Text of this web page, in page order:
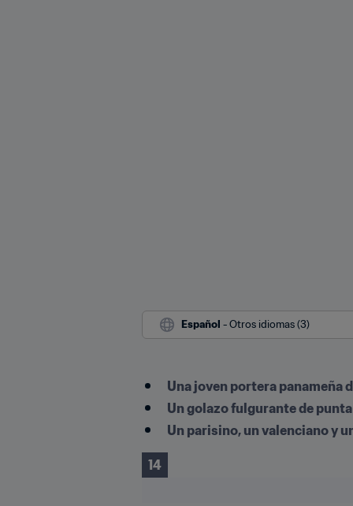
Español - Otros idiomas (3)
Una joven portera panameña
Un golazo fulgurante de
Un parisino, un valenciano y
14